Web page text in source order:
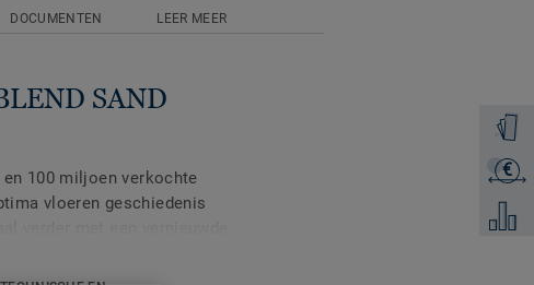
€
Voeg
DOCUMENTEN LEER MEER
SAND
100 miljoen verkochte
vloeren geschiedenis